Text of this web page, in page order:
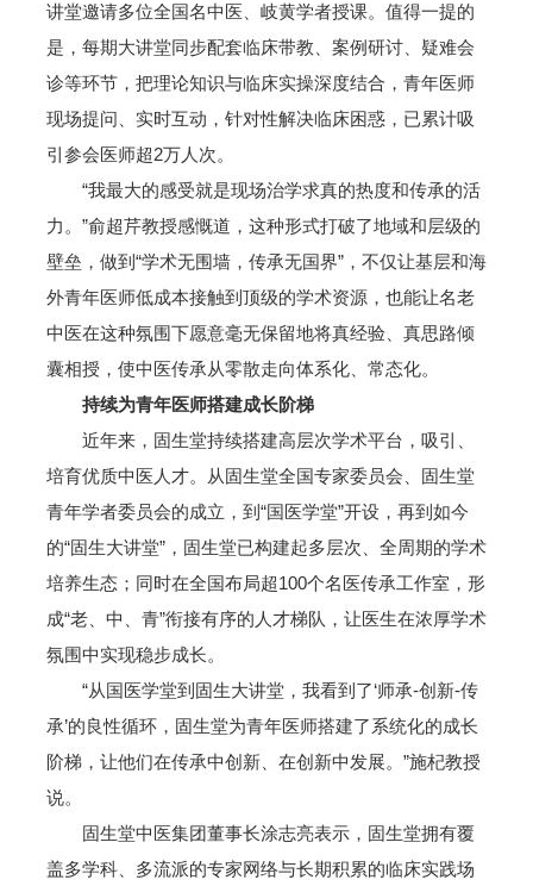
讲堂邀请多位全国名中医、岐黄学者授课。值得一提的
是，每期大讲堂同步配套临床带教、案例研讨、疑难会
诊等环节，把理论知识与临床实操深度结合，青年医师
现场提问、实时互动，针对性解决临床困惑，已累计吸
引参会医师超2万人次。
“我最大的感受就是现场治学求真的热度和传承的活
力。”俞超芹教授感慨道，这种形式打破了地域和层级的
壁垒，做到“学术无围墙，传承无国界”，不仅让基层和海
外青年医师低成本接触到顶级的学术资源，也能让名老
中医在这种氛围下愿意毫无保留地将真经验、真思路倾
囊相授，使中医传承从零散走向体系化、常态化。
持续为青年医师搭建成长阶梯
近年来，固生堂持续搭建高层次学术平台，吸引、
培育优质中医人才。从固生堂全国专家委员会、固生堂
青年学者委员会的成立，到“国医学堂”开设，再到如今
的“固生大讲堂”，固生堂已构建起多层次、全周期的学术
培养生态；同时在全国布局超100个名医传承工作室，形
成“老、中、青”衔接有序的人才梯队，让医生在浓厚学术
氛围中实现稳步成长。
“从国医学堂到固生大讲堂，我看到了‘师承-创新-传
承’的良性循环，固生堂为青年医师搭建了系统化的成长
阶梯，让他们在传承中创新、在创新中发展。”施杞教授
说。
固生堂中医集团董事长涂志亮表示，固生堂拥有覆
盖多学科、多流派的专家网络与长期积累的临床实践场